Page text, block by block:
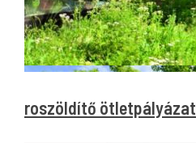
Városzöldítő ötletpályázat